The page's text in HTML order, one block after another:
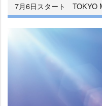
7月6日スタート